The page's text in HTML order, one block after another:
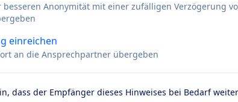
Anonymität mit einer zufälligen Verzögerung
einreichen
an die Ansprechpartner übergeben
dass der Empfänger dieses Hinweises bei Bedarf